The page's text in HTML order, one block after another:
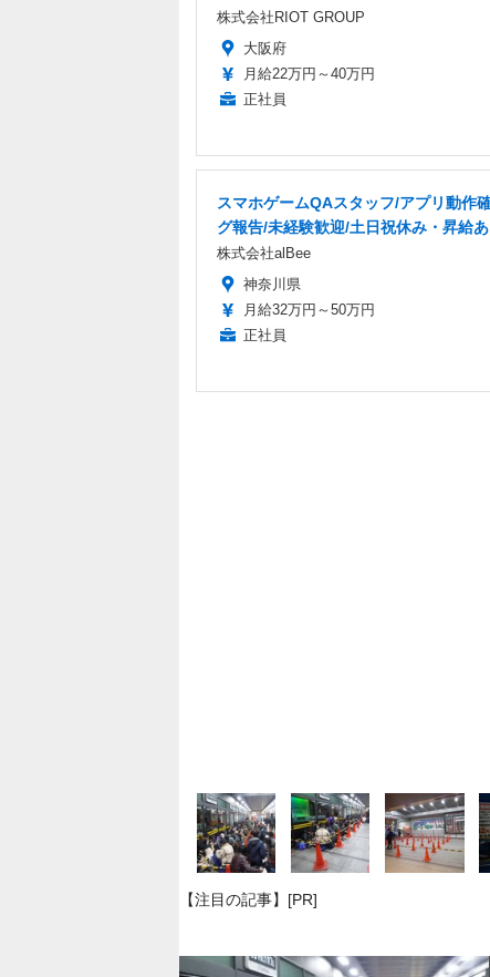
株式会社RIOT GROUP
大阪府
月給22万円～40万円
正社員
スマホゲームQAスタッフ/アプリ動作
グ報告/未経験歓迎/土日祝休み・昇給あ
株式会社alBee
神奈川県
月給32万円～50万円
正社員
【注目の記事】[PR]